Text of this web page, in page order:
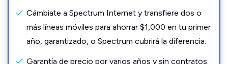
Cámbiate a Spectrum Internet y transfiere dos o
más líneas móviles para ahorrar $1,000 en tu primer
año, garantizado, o Spectrum cubrirá la diferencia.
Garantía de precio por varios años y sin contratos.